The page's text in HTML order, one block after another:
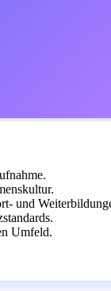
und
Umfeld.